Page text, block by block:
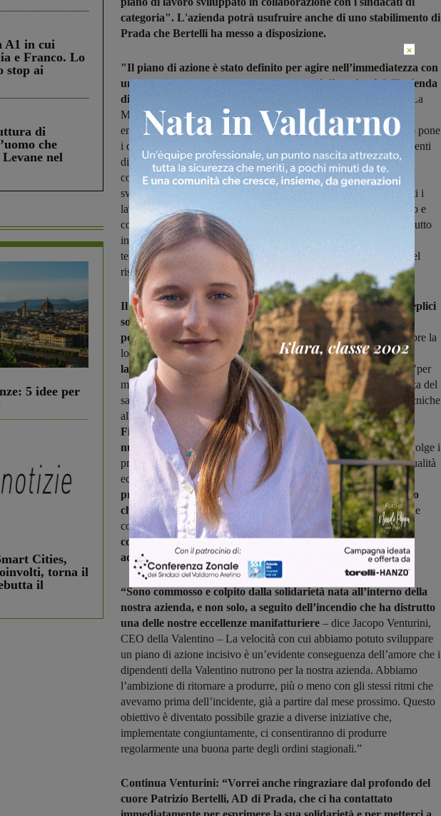
A1 in cui
e Franco. Lo
stop ai
di
che
nel
5 idee per
Cities,
torna il
il
categoria". L'azienda potrà usufruire anche di uno stabilimento di
Prada che Bertelli ha messo a disposizione.
"Il piano di azione è stato definito per agire nell’immediatezza con
una soluzione temporanea che consenta ai dipendenti dell’azienda
di calzature di rientrare al lavoro e riattivare la produzione
. La
Maison romana nel frattempo continuerà a gestire la situazione di
emergenza in un orizzonte temporale di almeno 1 anno. Valentino pone
i dipendenti al centro del proprio operato, attuando in pieno le vigenti
disposizioni in materia di salute e sicurezza e lavorando a stretto
contatto con i sindacati di categoria, con lo scopo di preservare lo
svolgimento dell’attività lavorativa nel rispetto e nella tutela di tutti i
lavoratori nonché del proprio business. L’azienda ha sempre avuto e
continua ad avere solidi rapporti con i propri collaboratori, soprattutto
in seguito a quanto recentemente accaduto, implementando
tempestivamente diversi protocolli ad hoc per le sedi produttive nel
rispetto dei valori dell’azienda e delle proprie persone".
Il piano d'azione prevede l'avvio del Recovery Plan con molteplici
soluzioni flessibili tutte con l’obiettivo di riportare il prima
possibile al lavoro i dipendenti coinvoltie salvaguardando sempre la
loro passione e coinvolgimento.Nel mese di maggio è prevista
la ripartenza della produzionee dell’operatività manifatturiera "per
mantenere alto l’impegno dell’azienda nel promuovere l’eccellenza del
saper fare, l’alta competenza artigianale e la dedizione verso le tecniche
all’avanguardia:una parte nella fabbrica VFS di Montelupo
Fiorentino, predisponendo un doppio turno lavorativo e una
nuova organizzazione del lavoro artigianalee quello che coinvolge i
processi industriali all’avanguardia volti a garantire sempre una qualità
eccellente,una parte presso uno stabilimento (ex Lamos) di
proprietà di Prada messo a disposizione per Maison Valentino
cheospiterà i processi di realizzazione, manovia e finissaggio delle
collezioni di calzature donna, infine una parte più ristretta dei
colleghi verrà ricollocata all’interno del polo logistico VSL
adiacente alla struttura precedentemente funzionante".
“Sono commosso e colpito dalla solidarietà nata all’interno della
nostra azienda, e non solo, a seguito dell’incendio che ha distrutto
una delle nostre eccellenze manifatturiere – dice Jacopo Venturini,
CEO della Valentino – La velocità con cui abbiamo potuto sviluppare
un piano di azione incisivo è un’evidente conseguenza dell’amore che i
dipendenti della Valentino nutrono per la nostra azienda. Abbiamo
l’ambizione di ritornare a produrre, più o meno con gli stessi ritmi che
avevamo prima dell’incidente, già a partire dal mese prossimo. Questo
obiettivo è diventato possibile grazie a diverse iniziative che,
implementate congiuntamente, ci consentiranno di produrre
regolarmente una buona parte degli ordini stagionali.”
Continua Venturini: “Vorrei anche ringraziare dal profondo del
cuore Patrizio Bertelli, AD di Prada, che ci ha contattato
×